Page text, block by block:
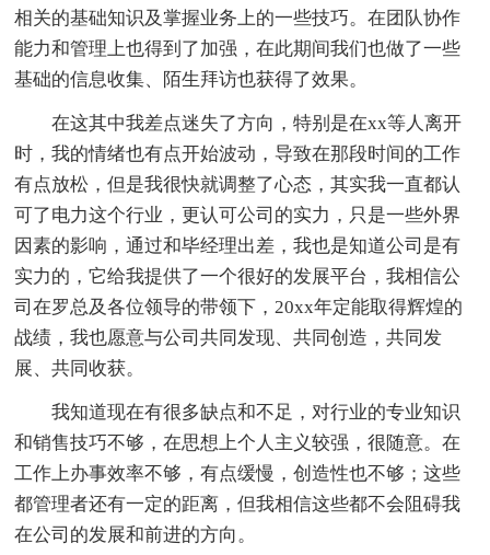
相关的基础知识及掌握业务上的一些技巧。在团队协作
能力和管理上也得到了加强，在此期间我们也做了一些
基础的信息收集、陌生拜访也获得了效果。
在这其中我差点迷失了方向，特别是在xx等人离开
时，我的情绪也有点开始波动，导致在那段时间的工作
有点放松，但是我很快就调整了心态，其实我一直都认
可了电力这个行业，更认可公司的实力，只是一些外界
因素的影响，通过和毕经理出差，我也是知道公司是有
实力的，它给我提供了一个很好的发展平台，我相信公
司在罗总及各位领导的带领下，20xx年定能取得辉煌的
战绩，我也愿意与公司共同发现、共同创造，共同发
展、共同收获。
我知道现在有很多缺点和不足，对行业的专业知识
和销售技巧不够，在思想上个人主义较强，很随意。在
工作上办事效率不够，有点缓慢，创造性也不够；这些
都管理者还有一定的距离，但我相信这些都不会阻碍我
在公司的发展和前进的方向。